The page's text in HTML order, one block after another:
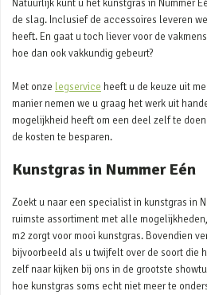
Natuurlijk kunt u het kunstgras in Nummer
de slag. Inclusief de accessoires leveren
heeft. En gaat u toch liever voor de
hoe dan ook vakkundig gebeurt?
Met onze legservice heeft u de keuze uit
manier nemen we u graag het werk uit
mogelijkheid heeft om een deel zelf te
de kosten te besparen.
Kunstgras in Nummer Eén
Zoekt u naar een specialist in kunstgras in
ruimste assortiment met alle
m2 zorgt voor mooi kunstgras. Bovendien
bijvoorbeeld als u twijfelt over de soort die
zelf naar kijken bij ons in de grootste
hoe kunstgras soms echt niet meer te